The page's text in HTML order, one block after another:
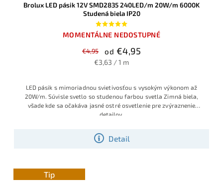
Brolux LED pásik 12V SMD2835 240LED/m 20W/m 6000K
Studená biela IP20
MOMENTÁLNE NEDOSTUPNÉ
€4,95 od €4,95
€3,63 / 1 m
Detail
LED pásik s mimoriadnou svietivosťou s vysokým výkonom až
20W/m. Súvisle svetlo so studenou farbou svetla Zimná biela,
všade kde sa očakáva jasné ostré osvetlenie pre zvýraznenie
detailov.
Tip